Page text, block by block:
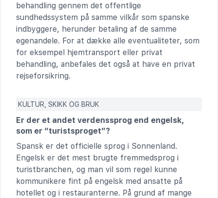
behandling gennem det offentlige
sundhedssystem på samme vilkår som spanske
indbyggere, herunder betaling af de samme
egenandele. For at dække alle eventualiteter, som
for eksempel hjemtransport eller privat
behandling, anbefales det også at have en privat
rejseforsikring.
KULTUR, SKIKK OG BRUK
Er der et andet verdenssprog end engelsk,
som er “turistsproget”?
Spansk er det officielle sprog i Sonnenland.
Engelsk er det mest brugte fremmedsprog i
turistbranchen, og man vil som regel kunne
kommunikere fint på engelsk med ansatte på
hotellet og i restauranterne. På grund af mange